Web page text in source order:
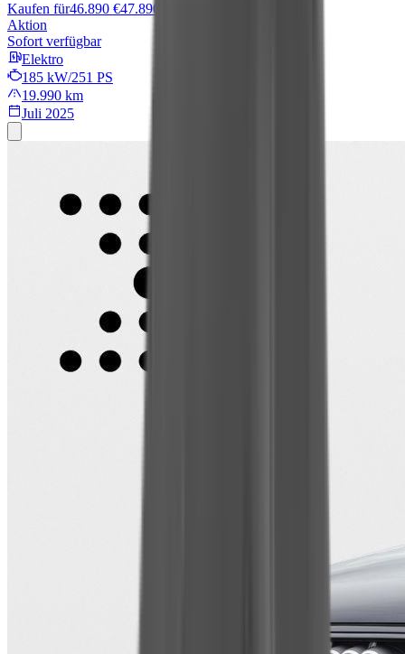
Kaufen für46.890 €47.890 €
Aktion
Sofort verfügbar
Elektro
185 kW/251 PS
19.990 km
Juli 2025